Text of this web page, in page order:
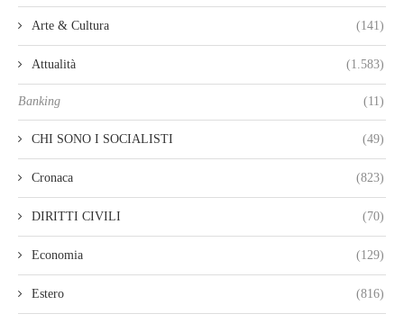
Arte & Cultura (141)
Attualità (1.583)
Banking (11)
CHI SONO I SOCIALISTI (49)
Cronaca (823)
DIRITTI CIVILI (70)
Economia (129)
Estero (816)